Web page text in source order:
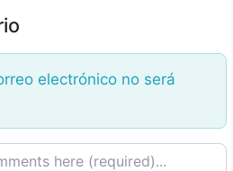
electrónico no será